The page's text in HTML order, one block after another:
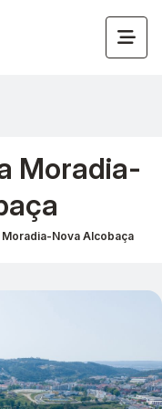
Moradia-
Nova Alcobaça